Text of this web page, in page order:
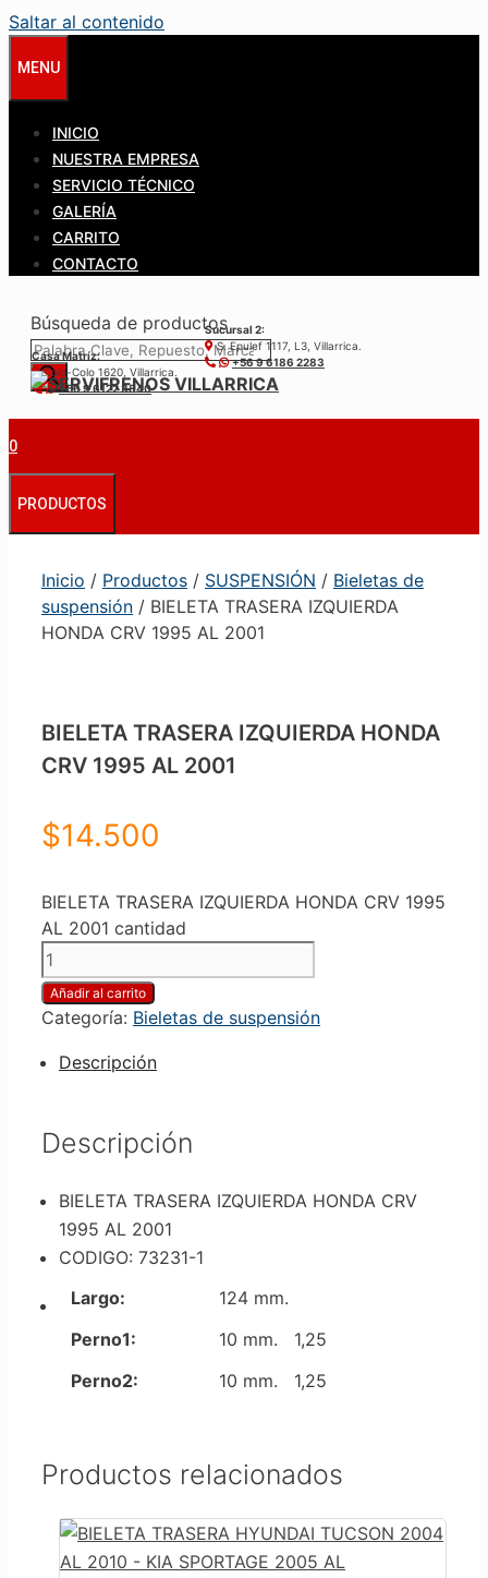
Saltar al contenido
MENU
INICIO
NUESTRA EMPRESA
SERVICIO TÉCNICO
GALERÍA
CARRITO
CONTACTO
Búsqueda de productos
Casa Matríz:
Colo-Colo 1620, Villarrica.
+56 9 6122 3840
Sucursal 2:
S. Epulef 1117, L3, Villarrica.
+56 9 6186 2283
0
PRODUCTOS
Inicio / Productos / SUSPENSIÓN / Bieletas de
suspensión / BIELETA TRASERA IZQUIERDA
HONDA CRV 1995 AL 2001
BIELETA TRASERA IZQUIERDA HONDA
CRV 1995 AL 2001
$14.500
BIELETA TRASERA IZQUIERDA HONDA CRV 1995
AL 2001 cantidad
Añadir al carrito
Categoría: Bieletas de suspensión
Descripción
Descripción
BIELETA TRASERA IZQUIERDA HONDA CRV
1995 AL 2001
CODIGO: 73231-1
Largo:
124 mm.
Perno1:
10 mm. 1,25
Perno2:
10 mm. 1,25
Productos relacionados